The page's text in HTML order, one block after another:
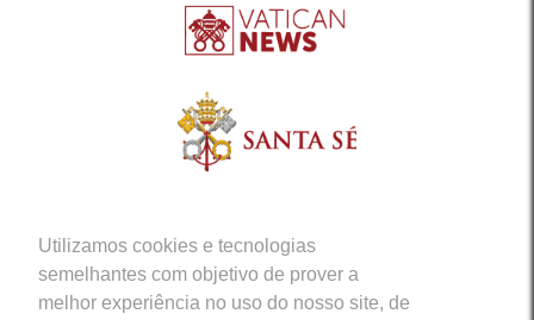
Utilizamos cookies e tecnologias
semelhantes com objetivo de prover a
melhor experiência no uso do nosso site, de